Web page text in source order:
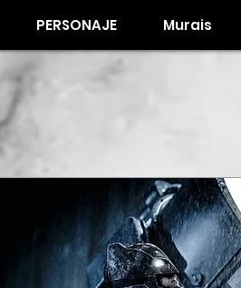
PERSONAJE Murais